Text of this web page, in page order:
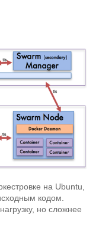
на Ubuntu,
кодом.
но сложнее